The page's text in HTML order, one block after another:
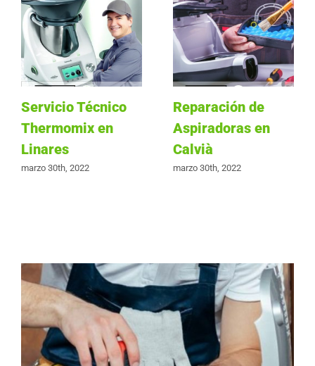
Servicio Técnico
Thermomix en
Linares
marzo 30th, 2022
Reparación de
Aspiradoras en
Calvià
marzo 30th, 2022